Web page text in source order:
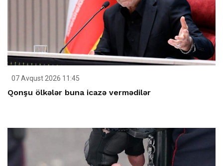
07 Avqust 2026 11:45
Qonşu ölkələr buna icazə vermədilər